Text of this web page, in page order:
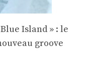
Island » : le
groove